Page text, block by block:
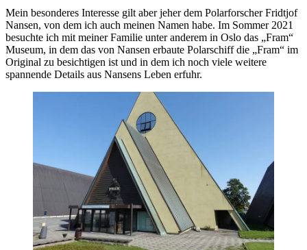
Mein besonderes Interesse gilt aber jeher dem Polarforscher Fridtjof
Nansen, von dem ich auch meinen Namen habe. Im Sommer 2021
besuchte ich mit meiner Familie unter anderem in Oslo das „Fram“
Museum, in dem das von Nansen erbaute Polarschiff die „Fram“ im
Original zu besichtigen ist und in dem ich noch viele weitere
spannende Details aus Nansens Leben erfuhr.